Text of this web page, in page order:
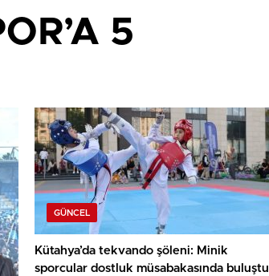
5
GÜNCEL
Kütahya’da tekvando şöleni: Minik
sporcular dostluk müsabakasında buluştu